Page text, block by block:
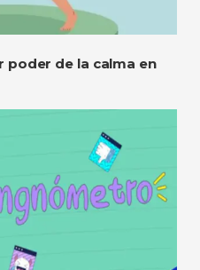
poder de la calma en